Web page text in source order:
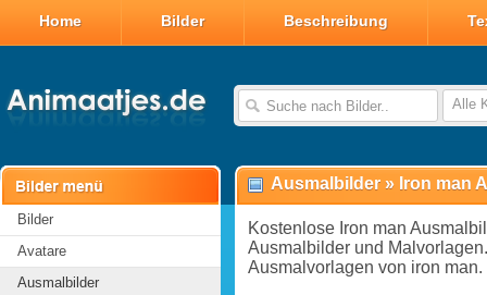
Home Bilder Beschreibung
Alle
Bilder
Avatare
Ausmalbilder
Ausmalbilder » Iron man
Kostenlose Iron man
Ausmalbilder und
Ausmalvorlagen von iron man.